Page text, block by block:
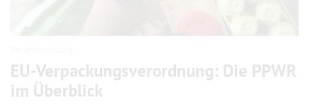
EU-Verpackungsverordnung: Die PPWR
im Überblick